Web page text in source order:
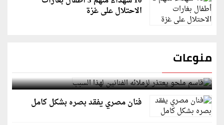
الاحتلال على غزة
منوعات
قاسم ملحو يعتذر لزملائه الفنانين لهذا السبب
فنان مصري يفقد بصره بشكل كامل